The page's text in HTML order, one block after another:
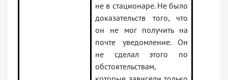
не в стационаре. Не было
доказательств того, что
он не мог получить на
почте уведомление. Он
не сделал этого по
обстоятельствам,